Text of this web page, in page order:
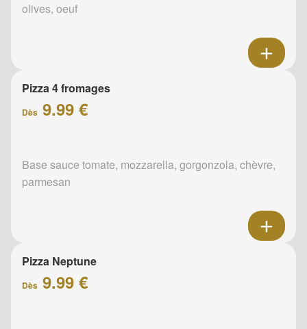
olives, oeuf
Pizza 4 fromages
Dès 9.99 €
Base sauce tomate, mozzarella, gorgonzola, chèvre,
parmesan
Pizza Neptune
Dès 9.99 €